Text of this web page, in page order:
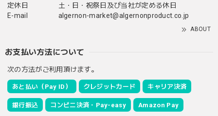
定休日
土・日・祝祭日及び当社が定める休日
E-mail
algernon-market@algernonproduct.co.jp
ABOUT
お支払い方法について
次の方法がご利用頂けます。
あと払い（Pay ID） クレジットカード キャリア決済
銀行振込 コンビニ決済・Pay-easy Amazon Pay